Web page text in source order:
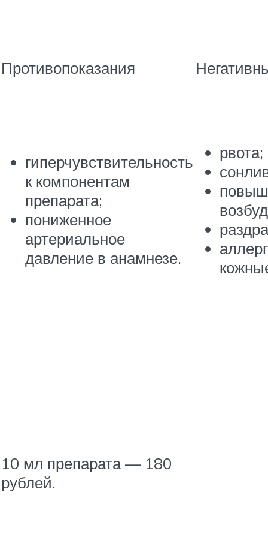
Противопоказания
гиперчувствительность
к компонентам
препарата;
пониженное
артериальное
давление в анамнезе.
рвота;
10 мл препарата — 180
рублей.